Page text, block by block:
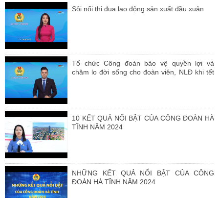
Sôi nổi thi đua lao động sản xuất đầu xuân
Tổ chức Công đoàn bảo vệ quyền lợi và
chăm lo đời sống cho đoàn viên, NLĐ khi tết
10 KẾT QUẢ NỔI BẬT CỦA CÔNG ĐOÀN HÀ
TĨNH NĂM 2024
NHỮNG KẾT QUẢ NỔI BẬT CỦA CÔNG
ĐOÀN HÀ TĨNH NĂM 2024